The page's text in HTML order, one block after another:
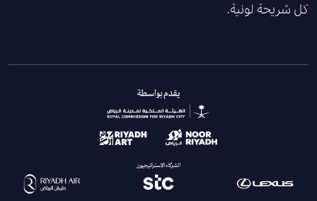
كل شريحة لونية.